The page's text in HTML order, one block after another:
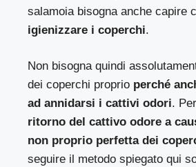
salamoia bisogna anche capire
igienizzare i coperchi.
Non bisogna quindi
dei coperchi proprio perché
ad annidarsi i cattivi odori.
ritorno del cattivo odore a
non proprio perfetta dei
seguire il metodo spiegato qui